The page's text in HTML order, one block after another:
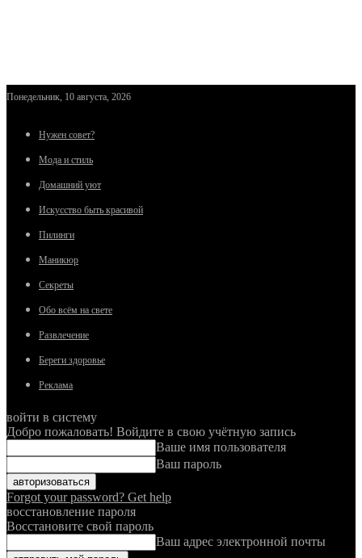
Понедельник, 10 августа, 2026
Нужен совет?
Мода и стиль
Домашний уют
Искусство быть красивой
Пилинги
Маникюр
Секреты
Обо всём на свете
Развлечение
Береги здоровье
Реклама
войти в систему
Добро пожаловать! Войдите в свою учётную запись
Ваше имя пользователя
Ваш пароль
Forgot your password? Get help
восстановление пароля
Восстановите свой пароль
Ваш адрес электронной почты